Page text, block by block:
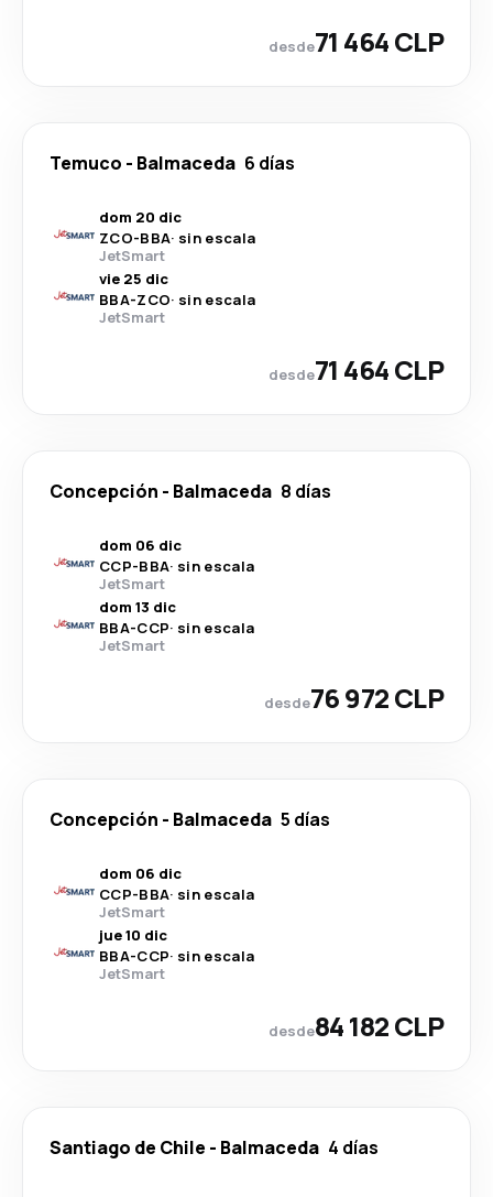
desde71 464 CLP
Temuco - Balmaceda 6 días
dom 20 dic
ZCO-BBA· sin escala
JetSmart
vie 25 dic
BBA-ZCO· sin escala
JetSmart
desde71 464 CLP
Concepción - Balmaceda 8 días
dom 06 dic
CCP-BBA· sin escala
JetSmart
dom 13 dic
BBA-CCP· sin escala
JetSmart
desde76 972 CLP
Concepción - Balmaceda 5 días
dom 06 dic
CCP-BBA· sin escala
JetSmart
jue 10 dic
BBA-CCP· sin escala
JetSmart
desde84 182 CLP
Santiago de Chile - Balmaceda 4 días